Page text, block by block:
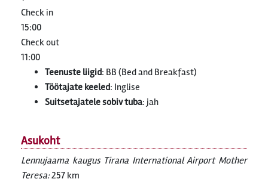
Check in
15:00
Check out
11:00
Teenuste liigid: BB (Bed and Breakfast)
Töötajate keeled: Inglise
Suitsetajatele sobiv tuba: jah
Asukoht
Lennujaama kaugus Tirana International Airport Mother
Teresa:257 km